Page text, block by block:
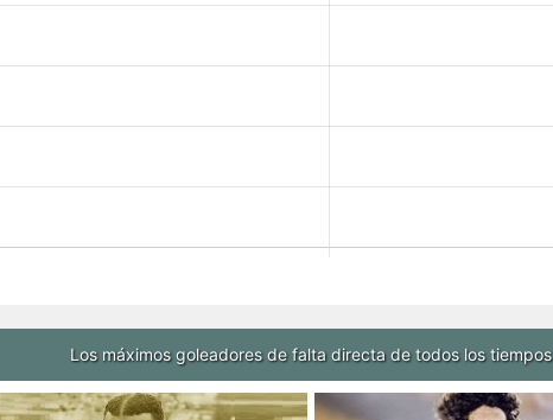
Los máximos goleadores de falta directa de todos los tiempos